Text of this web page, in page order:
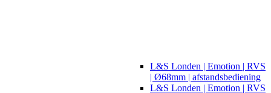
L&S Londen | Emotion | RVS
| Ø68mm | afstandsbediening
L&S Londen | Emotion | RVS